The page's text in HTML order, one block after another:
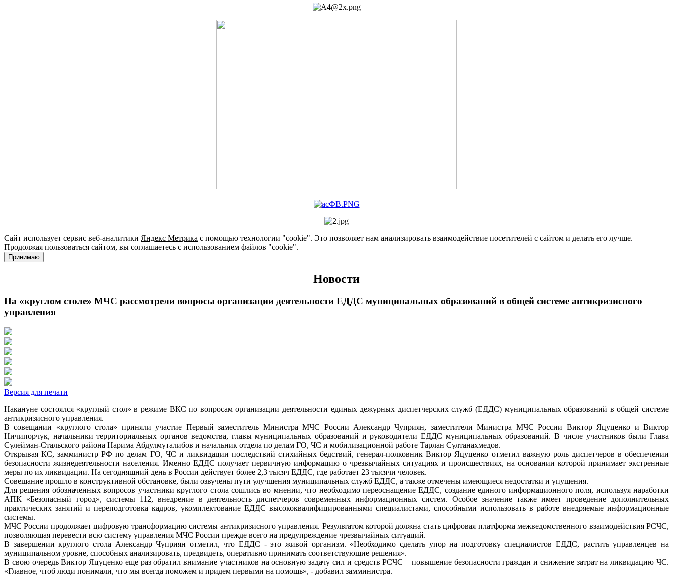
Сайт использует сервис веб-аналитики Яндекс Метрика с помощью технологии "cookie". Это позволяет нам анализировать взаимодействие посетителей с сайтом и делать его лучше.
Продолжая пользоваться сайтом, вы соглашаетесь с использованием файлов "cookie".
Принимаю
Новости
На «круглом столе» МЧС рассмотрели вопросы организации деятельности ЕДДС муниципальных образований в общей системе антикризисного
управления
Версия для печати
Накануне состоялся «круглый стол» в режиме ВКС по вопросам организации деятельности единых дежурных диспетчерских служб (ЕДДС) муниципальных образований в общей системе
антикризисного управления.
В совещании «круглого стола» приняли участие Первый заместитель Министра МЧС России Александр Чуприян, заместители Министра МЧС России Виктор Яцуценко и Виктор
Ничипорчук, начальники территориальных органов ведомства, главы муниципальных образований и руководители ЕДДС муниципальных образований. В числе участников были Глава
Сулейман-Стальского района Нарима Абдулмуталибов и начальник отдела по делам ГО, ЧС и мобилизационной работе Тарлан Султанахмедов.
Открывая КС, замминистр РФ по делам ГО, ЧС и ликвидации последствий стихийных бедствий, генерал-полковник Виктор Яцуценко отметил важную роль диспетчеров в обеспечении
безопасности жизнедеятельности населения. Именно ЕДДС получает первичную информацию о чрезвычайных ситуациях и происшествиях, на основании которой принимает экстренные
меры по их ликвидации. На сегодняшний день в России действует более 2,3 тысяч ЕДДС, где работает 23 тысячи человек.
Совещание прошло в конструктивной обстановке, были озвучены пути улучшения муниципальных служб ЕДДС, а также отмечены имеющиеся недостатки и упущения.
Для решения обозначенных вопросов участники круглого стола сошлись во мнении, что необходимо переоснащение ЕДДС, создание единого информационного поля, используя наработки
АПК «Безопасный город», системы 112, внедрение в деятельность диспетчеров современных информационных систем. Особое значение также имеет проведение дополнительных
практических занятий и переподготовка кадров, укомплектование ЕДДС высококвалифицированными специалистами, способными использовать в работе внедряемые информационные
системы.
МЧС России продолжает цифровую трансформацию системы антикризисного управления. Результатом которой должна стать цифровая платформа межведомственного взаимодействия РСЧС,
позволяющая перевести всю систему управления МЧС России прежде всего на предупреждение чрезвычайных ситуаций.
В завершении круглого стола Александр Чуприян отметил, что ЕДДС - это живой организм. «Необходимо сделать упор на подготовку специалистов ЕДДС, растить управленцев на
муниципальном уровне, способных анализировать, предвидеть, оперативно принимать соответствующие решения».
В свою очередь Виктор Яцуценко еще раз обратил внимание участников на основную задачу сил и средств РСЧС – повышение безопасности граждан и снижение затрат на ликвидацию ЧС.
«Главное, чтоб люди понимали, что мы всегда поможем и придем первыми на помощь», - добавил замминистра.